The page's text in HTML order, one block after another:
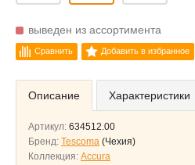
выведен из ассортимента
Сравнить Добавить в избранное
Описание Характеристики
Артикул: 634512.00
Бренд: Tescoma (Чехия)
Коллекция: Accura